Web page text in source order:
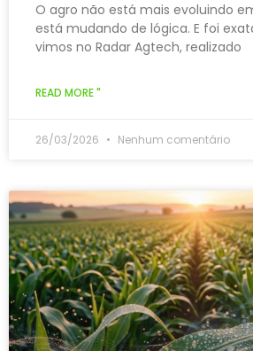
O agro não está mais evoluindo
está mudando de lógica. E foi
vimos no Radar Agtech, realizado
READ MORE "
26/03/2026 Nenhum comentário